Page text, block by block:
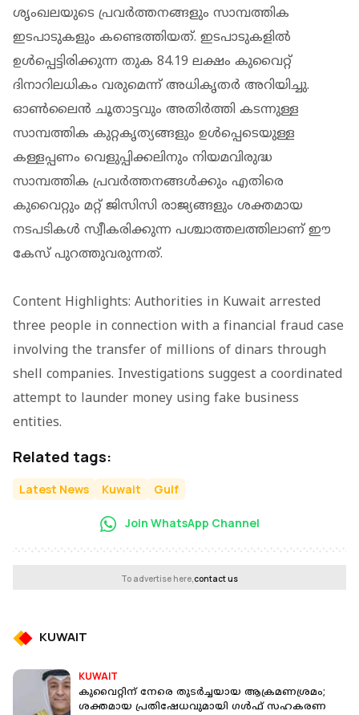
ശൃംഖലയുടെ പ്രവർത്തനങ്ങളും സാമ്പത്തിക
ഇടപാടുകളും കണ്ടെത്തിയത്. ഇടപാടുകളിൽ
ഉൾപ്പെട്ടിരിക്കുന്ന തുക 84.19 ലക്ഷം കുവൈറ്റ്
ദിനാറിലധികം വരുമെന്ന് അധികൃതർ അറിയിച്ചു.
ഓൺലൈൻ ചൂതാട്ടവും അതിർത്തി കടന്നുള്ള
സാമ്പത്തിക കുറ്റകൃത്യങ്ങളും ഉൾപ്പെടെയുള്ള
കള്ളപ്പണം വെളുപ്പിക്കലിനും നിയമവിരുദ്ധ
സാമ്പത്തിക പ്രവർത്തനങ്ങൾക്കും എതിരെ
കുവൈറ്റും മറ്റ് ജിസിസി രാജ്യങ്ങളും ശക്തമായ
നടപടികൾ സ്വീകരിക്കുന്ന പശ്ചാത്തലത്തിലാണ് ഈ
കേസ് പുറത്തുവരുന്നത്.
Content Highlights: Authorities in Kuwait arrested
three people in connection with a financial fraud case
involving the transfer of millions of dinars through
shell companies. Investigations suggest a coordinated
attempt to launder money using fake business
entities.
Related tags:
Latest News Kuwait Gulf
Join WhatsApp Channel
To advertise here,contact us
KUWAIT
KUWAIT
കുവൈറ്റിന് നേരെ തുടർച്ചയായ ആക്രമണശ്രമം;
ശക്തമായ പ്രതിഷേധവുമായി ഗൾഫ് സഹകരണ